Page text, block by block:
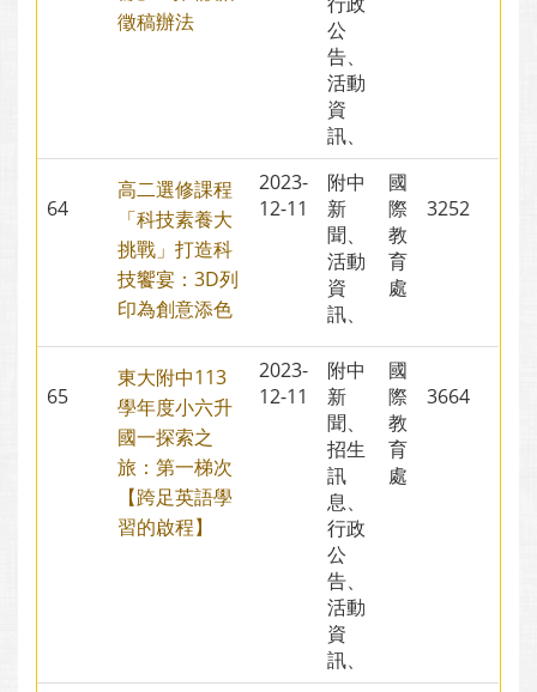
徵稿辦法
公
告、
活動
資
訊、
64
高二選修課程
「科技素養大
挑戰」打造科
技饗宴：3D列
印為創意添色
2023-
12-11
附中
新
聞、
活動
資
訊、
國
際
教
育
處
3252
65
東大附中113
學年度小六升
國一探索之
旅：第一梯次
【跨足英語學
習的啟程】
2023-
12-11
附中
新
聞、
招生
訊
息、
行政
公
告、
活動
資
訊、
國
際
教
育
處
3664